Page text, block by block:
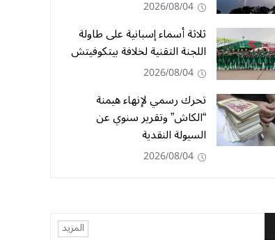
2026/08/04
ثلاثة أسماء إسبانية على طاولة
اللجنة التقنية لخلافة بيتكوفيتش
2026/08/04
تحرك رسمي لإنهاء هيمنة
“الكاش” وتقرير سنوي عن
السيولة النقدية
2026/08/04
المزيد